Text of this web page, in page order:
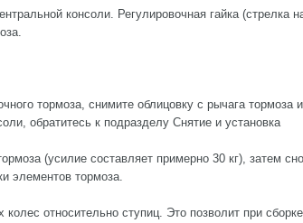
консоли. Регулировочная гайка (стрелка
тормоза, снимите облицовку с рычага тормоза и
обратитесь к подразделу Снятие и установка
(усилие составляет примерно 30 кг), затем
элементов тормоза.
относительно ступиц. Это позволит при сборке